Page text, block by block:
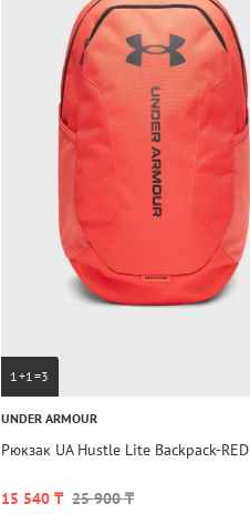
1+1=3
UNDER ARMOUR
Рюкзак UA Hustle Lite Backpack-RED
15 540 ₸ 25 900 ₸